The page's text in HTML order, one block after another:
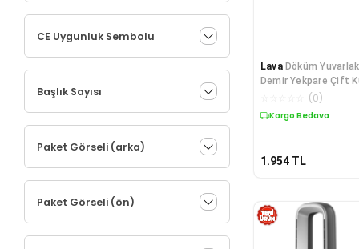
CE Uygunluk Sembolu
Başlık Sayısı
Paket Görseli (arka)
Paket Görseli (ön)
Lava Döküm
Demir Yekpare Çift
Çap(Ø)24cm.
(0)
Kargo Bedava
1.954 TL